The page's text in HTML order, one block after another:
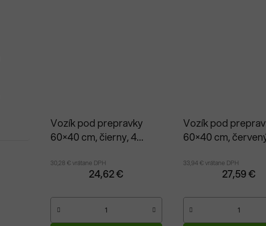
Vozík pod prepravky
60×40 cm, čierny, 4
30,28 € vrátane DPH
24,62 €
Vozík pod
60×40 cm,
33,94 € vrátane DPH
27,59 €